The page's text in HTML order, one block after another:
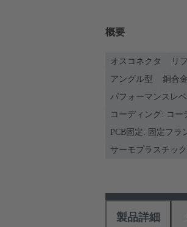
概要
オスコネクタ リ
アングル型
銅合金
パフォーマンスレ
コーディング: コ
PCB固定: 固定フラ
サーモプラスチッ
製品詳細